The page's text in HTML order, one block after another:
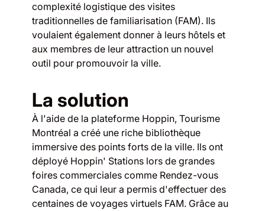
complexité logistique des visites
traditionnelles de familiarisation (FAM). Ils
voulaient également donner à leurs hôtels et
aux membres de leur attraction un nouvel
outil pour promouvoir la ville.
La solution
À l'aide de la plateforme Hoppin, Tourisme
Montréal a créé une riche bibliothèque
immersive des points forts de la ville. Ils ont
déployé Hoppin' Stations lors de grandes
foires commerciales comme Rendez-vous
Canada, ce qui leur a permis d'effectuer des
centaines de voyages virtuels FAM. Grâce au